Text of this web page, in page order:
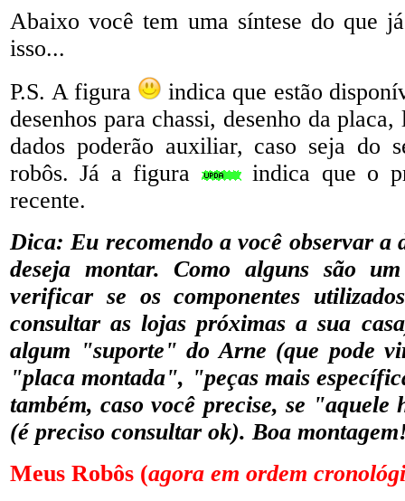
Abaixo você tem uma síntese do que
isso...
P.S. A figura
indica que estão
desenhos para chassi, desenho da
dados poderão auxiliar, caso seja do
robôs. Já a figura
indica que o
recente.
Dica: Eu recomendo a você observar a
deseja montar. Como alguns são
verificar se os componentes
consultar as lojas próximas a sua
algum "suporte" do Arne (que pode
"placa montada", "peças mais
também, caso você precise, se "aquele
(é preciso consultar ok). Boa
Meus Robôs (agora em ordem